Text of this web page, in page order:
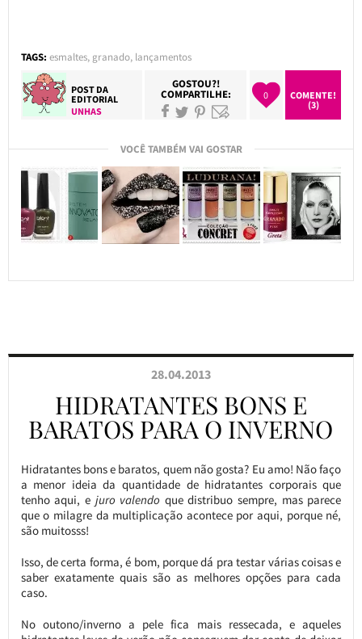
TAGS: esmaltes, granado, lançamentos
POST DA
EDITORIAL
UNHAS
GOSTOU?!
COMPARTILHE: 0
COMENTE!
(3)
VOCÊ TAMBÉM VAI GOSTAR
28.04.2013
HIDRATANTES BONS E
BARATOS PARA O INVERNO
Hidratantes bons e baratos, quem não gosta? Eu amo! Não faço
a menor ideia da quantidade de hidratantes corporais que
tenho aqui, ejuro valendo que distribuo sempre, mas parece
que o milagre da multiplicação acontece por aqui, porque né,
são muitosss!
Isso, de certa forma, é bom, porque dá pra testar várias coisas e
saber exatamente quais são as melhores opções para cada
caso.
No outono/inverno a pele fica mais ressecada, e aqueles